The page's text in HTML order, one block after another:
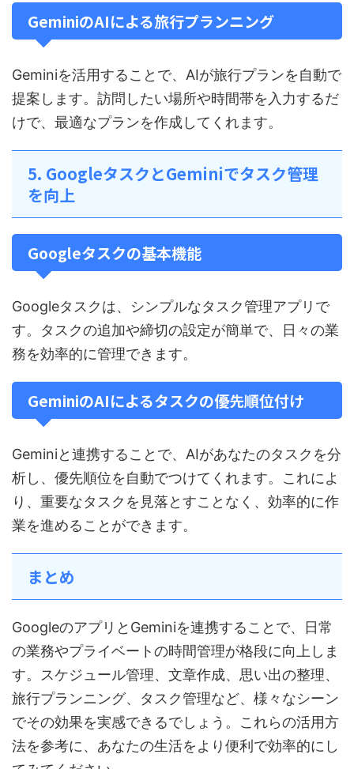
GeminiのAIによる旅行プランニング
Geminiを活用することで、AIが旅行プランを自動で
提案します。訪問したい場所や時間帯を入力するだ
けで、最適なプランを作成してくれます。
5. GoogleタスクとGeminiでタスク管理
を向上
Googleタスクの基本機能
Googleタスクは、シンプルなタスク管理アプリで
す。タスクの追加や締切の設定が簡単で、日々の業
務を効率的に管理できます。
GeminiのAIによるタスクの優先順位付け
Geminiと連携することで、AIがあなたのタスクを分
析し、優先順位を自動でつけてくれます。これによ
り、重要なタスクを見落とすことなく、効率的に作
業を進めることができます。
まとめ
GoogleのアプリとGeminiを連携することで、日常
の業務やプライベートの時間管理が格段に向上しま
す。スケジュール管理、文章作成、思い出の整理、
旅行プランニング、タスク管理など、様々なシーン
でその効果を実感できるでしょう。これらの活用方
法を参考に、あなたの生活をより便利で効率的にし